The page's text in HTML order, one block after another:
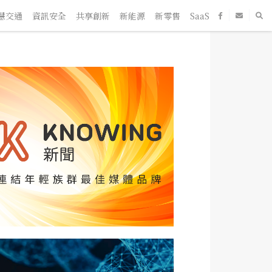
資訊安全 共享創新 新能源 新零售 SaaS 新創企業 人物